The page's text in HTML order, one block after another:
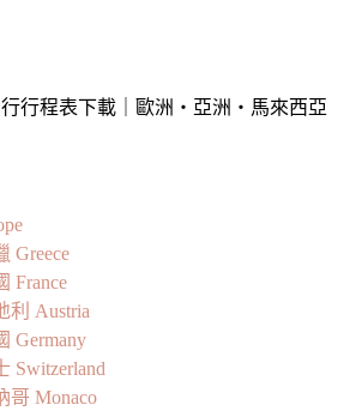
行程表下載｜歐洲・亞洲・馬來西亞
Greece
France
利 Austria
Germany
Switzerland
哥 Monaco